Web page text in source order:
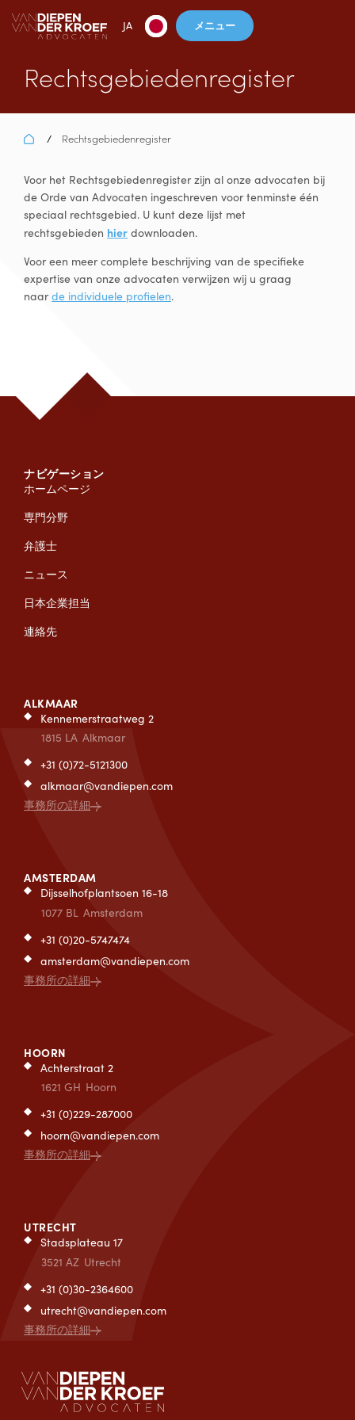
JA メニュー
Rechtsgebiedenregister
/ Rechtsgebiedenregister
Voor het Rechtsgebiedenregister zijn al onze advocaten bij
de Orde van Advocaten ingeschreven voor tenminste één
speciaal rechtsgebied. U kunt deze lijst met
rechtsgebieden hier downloaden.
Voor een meer complete beschrijving van de specifieke
expertise van onze advocaten verwijzen wij u graag
naarde individuele profielen.
ナビゲーション
ホームページ
専門分野
弁護士
ニュース
日本企業担当
連絡先
ALKMAAR
Kennemerstraatweg 2
1815 LA Alkmaar
+31 (0)72-5121300
alkmaar@vandiepen.com
事務所の詳細
AMSTERDAM
Dijsselhofplantsoen 16-18
1077 BL Amsterdam
+31 (0)20-5747474
amsterdam@vandiepen.com
事務所の詳細
HOORN
Achterstraat 2
1621 GH Hoorn
+31 (0)229-287000
hoorn@vandiepen.com
事務所の詳細
UTRECHT
Stadsplateau 17
3521 AZ Utrecht
+31 (0)30-2364600
utrecht@vandiepen.com
事務所の詳細